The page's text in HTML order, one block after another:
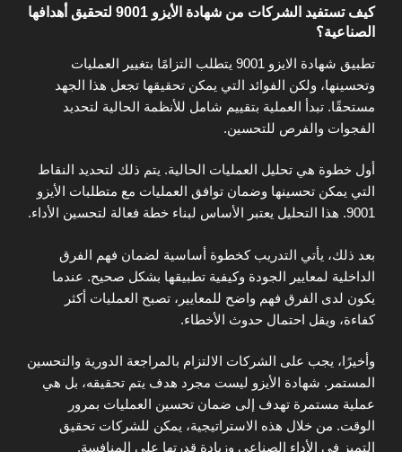
كيف تستفيد الشركات من شهادة الأيزو 9001 لتحقيق أهدافها
الصناعية؟
تطبيق شهادة الايزو 9001 يتطلب التزامًا بتغيير العمليات
وتحسينها، ولكن الفوائد التي يمكن تحقيقها تجعل هذا الجهد
مستحقًا. تبدأ العملية بتقييم شامل للأنظمة الحالية لتحديد
الفجوات والفرص للتحسين.
أول خطوة هي تحليل العمليات الحالية. يتم ذلك لتحديد النقاط
التي يمكن تحسينها وضمان توافق العمليات مع متطلبات الأيزو
9001. هذا التحليل يعتبر الأساس لبناء خطة فعالة لتحسين الأداء.
بعد ذلك، يأتي التدريب كخطوة أساسية لضمان فهم الفرق
الداخلية لمعايير الجودة وكيفية تطبيقها بشكل صحيح. عندما
يكون لدى الفرق فهم واضح للمعايير، تصبح العمليات أكثر
كفاءة، ويقل احتمال حدوث الأخطاء.
وأخيرًا، يجب على الشركات الالتزام بالمراجعة الدورية والتحسين
المستمر. شهادة الأيزو ليست مجرد هدف يتم تحقيقه، بل هي
عملية مستمرة تهدف إلى ضمان تحسين العمليات بمرور
الوقت. من خلال هذه الاستراتيجية، يمكن للشركات تحقيق
التميز في الأداء الصناعي وزيادة قدرتها على المنافسة.